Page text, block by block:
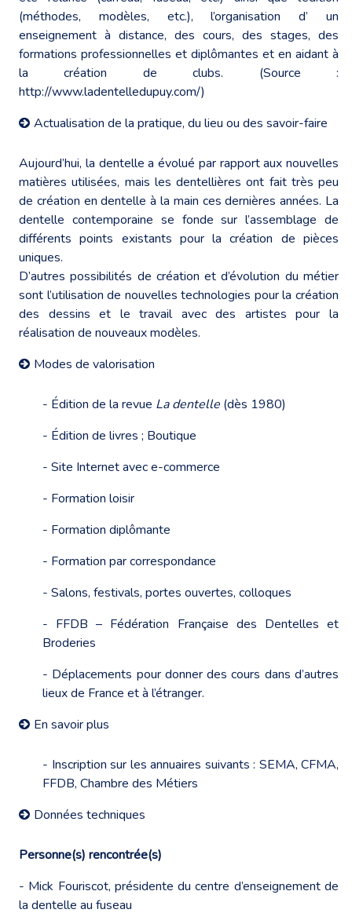
(méthodes, modèles, etc.), l’organisation d’ un
enseignement à distance, des cours, des stages, des
formations professionnelles et diplômantes et en aidant à
la création de clubs. (Source :
http://www.ladentelledupuy.com/)
Actualisation de la pratique, du lieu ou des savoir-faire
Aujourd’hui, la dentelle a évolué par rapport aux nouvelles
matières utilisées, mais les dentellières ont fait très peu
de création en dentelle à la main ces dernières années. La
dentelle contemporaine se fonde sur l’assemblage de
différents points existants pour la création de pièces
uniques.
D’autres possibilités de création et d’évolution du métier
sont l’utilisation de nouvelles technologies pour la création
des dessins et le travail avec des artistes pour la
réalisation de nouveaux modèles.
Modes de valorisation
- Édition de la revue La dentelle (dès 1980)
- Édition de livres ; Boutique
- Site Internet avec e-commerce
- Formation loisir
- Formation diplômante
- Formation par correspondance
- Salons, festivals, portes ouvertes, colloques
- FFDB – Fédération Française des Dentelles et
Broderies
- Déplacements pour donner des cours dans d’autres
lieux de France et à l’étranger.
En savoir plus
- Inscription sur les annuaires suivants : SEMA, CFMA,
FFDB, Chambre des Métiers
Données techniques
Personne(s) rencontrée(s)
- Mick Fouriscot, présidente du centre d’enseignement de
la dentelle au fuseau